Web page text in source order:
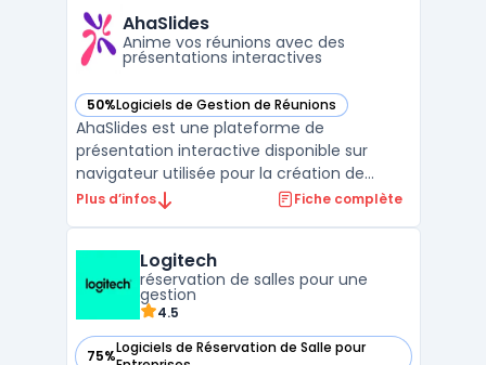
AhaSlides
Anime vos réunions avec des
présentations interactives
50%Logiciels de Gestion de Réunions
— voir AhaSlides dans cette catégorie
AhaSlides est une plateforme de
présentation interactive disponible sur
navigateur utilisée pour la création de
présentations dynamiques à destination de
des ressources humaines ainsi que les
animateurs de sessions e ...
Plus d’infos Fiche complète
Logitech
réservation de salles pour une
gestion
4.5
75%Logiciels de Réservation de Salle pour